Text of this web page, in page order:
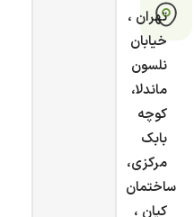
تهران ،
خیابان
نلسون
ماندلا،
کوچه
بابک
مرکزی،
ساختمان
کیان ،